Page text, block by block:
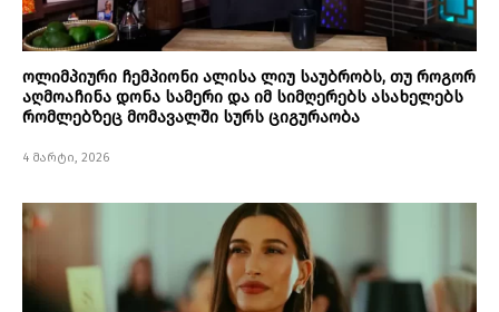
ოლიმპიური ჩემპიონი ალისა ლიუ საუბრობს, თუ როგორ
აღმოაჩინა დონა სამერი და იმ სიმღერებს ასახელებს
რომლებზეც მომავალში სურს ციგურაობა
4 მარტი, 2026